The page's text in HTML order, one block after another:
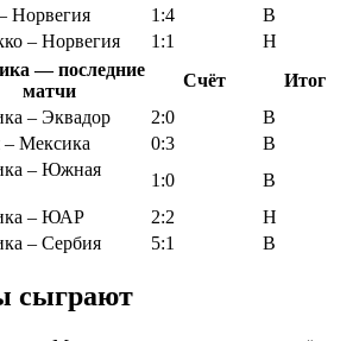
Норвегия 1:4
В
– Норвегия 1:1
Н
— последние
матчи
Счёт
Итог
– Эквадор 2:0
В
– Мексика 0:3
В
– Южная
1:0
В
– ЮАР 2:2
Н
– Сербия 5:1 В
сыграют